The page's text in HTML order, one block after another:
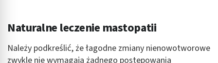
Naturalne leczenie mastopatii
Należy podkreślić, że łagodne zmiany nienowotworowe
zwykle nie wymagają żadnego postępowania